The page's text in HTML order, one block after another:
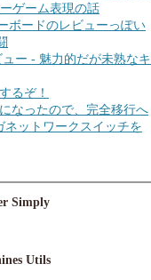
ゲーム表現の話
ボードのレビューっぽい
ー - 魅力的だが未熟なキ
るぞ！
なったので、完全移行へ
ネットワークスイッチを
Simply
Utils